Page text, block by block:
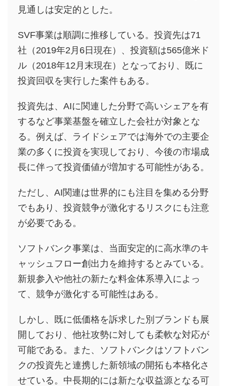
見通しは安定的とした。
SVF事業は順調に推移している。投資先は71
社（2019年2月6日現在）、投資額は565億米ド
ル（2018年12月末現在）となっており、既に
投資回収を実行した案件もある。
投資先は、AIに関連した分野で高いシェアを有
するなど事業基盤を確立した会社が対象とな
る。例えば、ライドシェアでは海外での主要企
業の多くに投資を実現しており、今後の市場成
長に伴って投資価値が増加する可能性がある。
ただし、AI関連は世界的にも注目を集める分野
でもあり、投資競争が激化するリスクにも注意
が必要である。
ソフトバンク事業は、当面安定的に高水準のキ
ャッシュフロー創出力を維持するとみている。
新規参入や他社の新たな料金体系導入によっ
て、競争が激化する可能性はある。
しかし、既に低価格を訴求した別ブランドも展
開しており、他社攻勢に対しても柔軟な対応が
可能である。また、ソフトバンクはソフトバン
クの投資先と連携した新領域の開拓も本格化さ
せている。中長期的には新たな収益源となる可